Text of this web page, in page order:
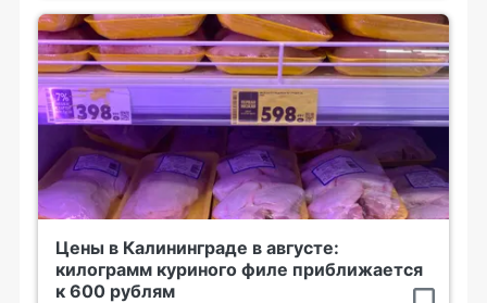
Цены в Калининграде в августе:
килограмм куриного филе приближается
к 600 рублям